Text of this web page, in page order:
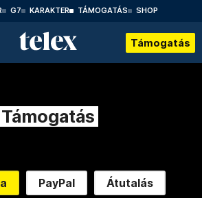
G7 KARAKTER TÁMOGATÁS SHOP
Támogatás
Támogatás
PayPal Átutalás